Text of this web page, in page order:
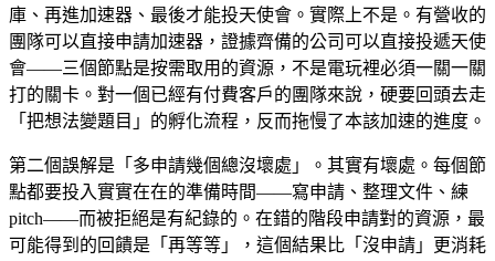
庫、再進加速器、最後才能投天使會。實際上不是。有營收的
團隊可以直接申請加速器，證據齊備的公司可以直接投遞天使
會——三個節點是按需取用的資源，不是電玩裡必須一關一關
打的關卡。對一個已經有付費客戶的團隊來說，硬要回頭去走
「把想法變題目」的孵化流程，反而拖慢了本該加速的進度。
第二個誤解是「多申請幾個總沒壞處」。其實有壞處。每個節
點都要投入實實在在的準備時間——寫申請、整理文件、練
pitch——而被拒絕是有紀錄的。在錯的階段申請對的資源，最
可能得到的回饋是「再等等」，這個結果比「沒申請」更消耗